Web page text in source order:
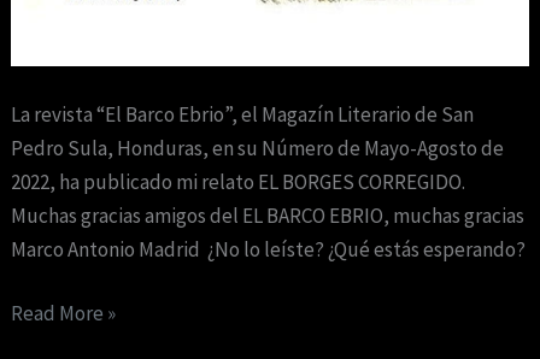
La revista “El Barco Ebrio”, el Magazín Literario de San
Pedro Sula, Honduras, en su Número de Mayo-Agosto de
2022, ha publicado mi relato EL BORGES CORREGIDO.
Muchas gracias amigos del EL BARCO EBRIO, muchas gracias
Marco Antonio Madrid ¿No lo leíste? ¿Qué estás esperando?
Read More »